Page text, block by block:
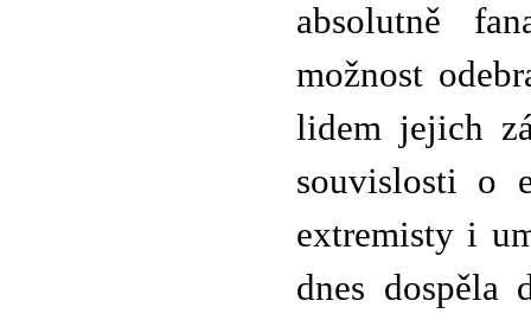
absolutně
možnost
lidem jejich
souvislosti o
extremisty i
dnes